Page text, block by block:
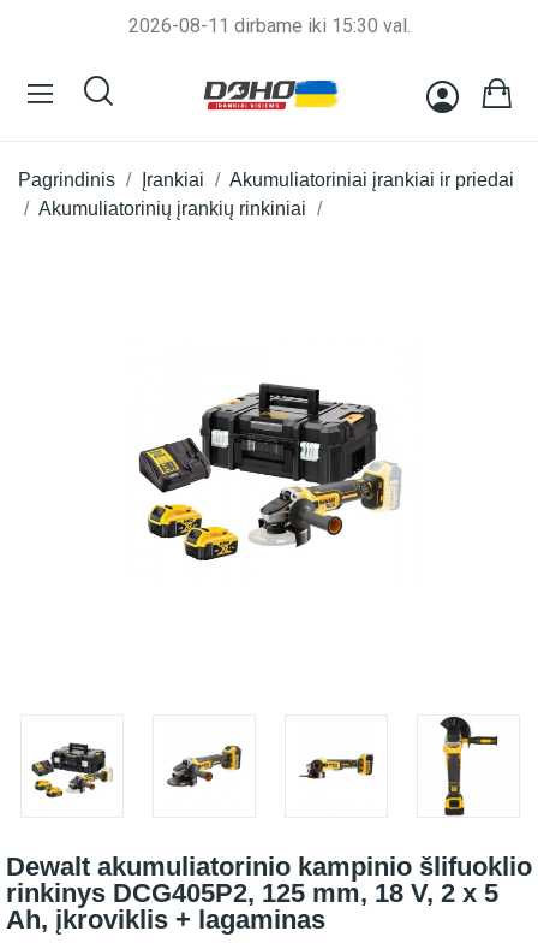
2026-08-11 dirbame iki 15:30 val.
Pagrindinis Įrankiai
Akumuliatoriniai įrankiai ir priedai
Akumuliatorinių įrankių rinkiniai
Dewalt akumuliatorinio kampinio šlifuoklio
rinkinys DCG405P2, 125 mm, 18 V, 2 x 5
Ah, įkroviklis + lagaminas